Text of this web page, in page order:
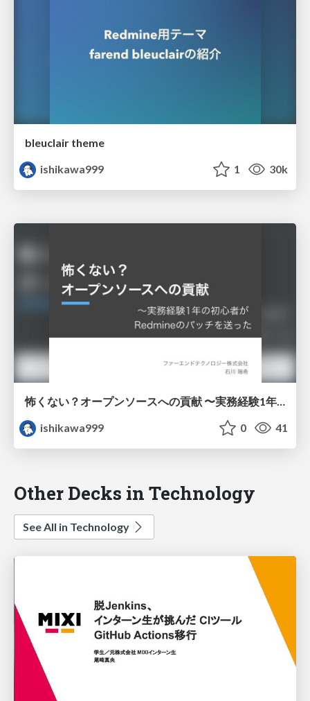
bleuclair theme
ishikawa999
1 30k
ishikawa999
0 41
Other Decks in Technology
See All in Technology